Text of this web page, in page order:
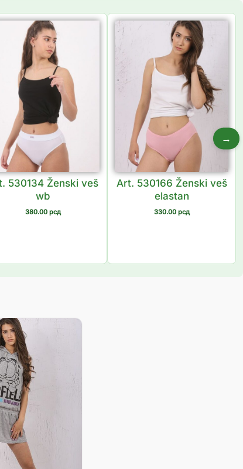
530134 Ženski veš
wb
380.00 рсд
Art. 530166 Ženski veš
elastan
330.00 рсд
→